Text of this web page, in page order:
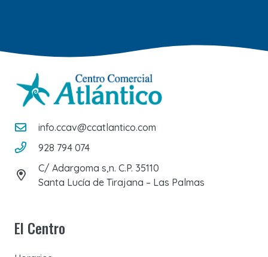
info.ccav@ccatlantico.com
928 794 074
C/ Adargoma s,n. C.P. 35110
Santa Lucía de Tirajana – Las Palmas
El Centro